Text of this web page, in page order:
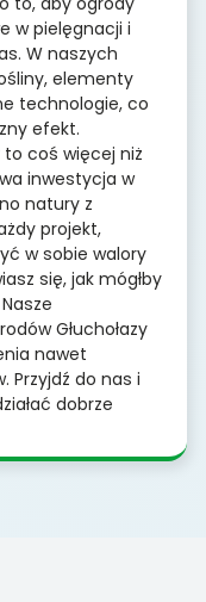
w pielęgnacji i
W naszych
elementy
technologie, co
efekt.
to coś więcej niż
inwestycja w
natury z
projekt,
w sobie walory
się, jak mógłby
Głuchołazy
nawet
Przyjdź do nas i
dobrze